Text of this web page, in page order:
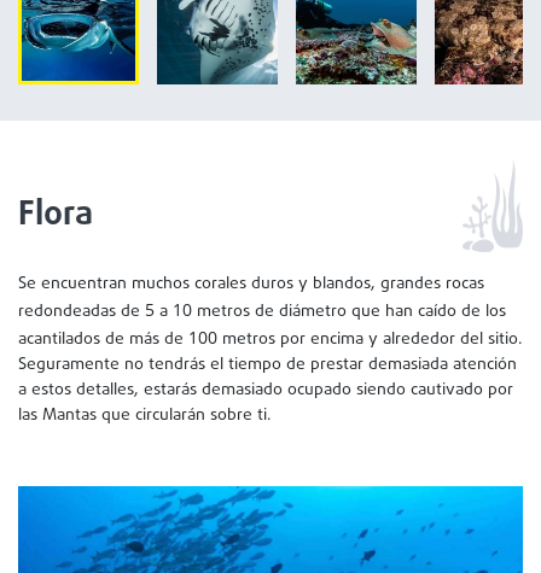
Flora
Se encuentran muchos corales duros y blandos, grandes rocas
redondeadas de 5 a 10 metros de diámetro que han caído de los
acantilados de más de 100 metros por encima y alrededor del sitio.
Seguramente no tendrás el tiempo de prestar demasiada atención
a estos detalles, estarás demasiado ocupado siendo cautivado por
las Mantas que circularán sobre ti.